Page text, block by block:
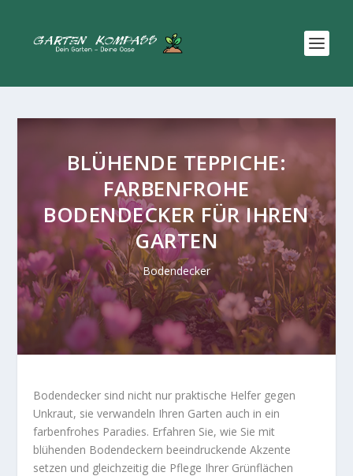
BLÜHENDE TEPPICHE:
FARBENFROHE
BODENDECKER FÜR IHREN
GARTEN
Bodendecker
Bodendecker sind nicht nur praktische Helfer gegen
Unkraut, sie verwandeln Ihren Garten auch in ein
farbenfrohes Paradies. Erfahren Sie, wie Sie mit
blühenden Bodendeckern beeindruckende Akzente
setzen und gleichzeitig die Pflege Ihrer Grünflächen